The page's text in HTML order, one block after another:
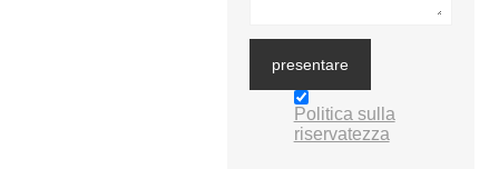
presentare
Politica sulla
riservatezza